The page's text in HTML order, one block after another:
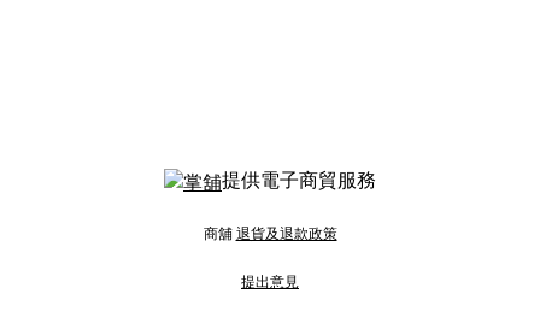
提供電子商貿服務
商舖 退貨及退款政策
提出意見